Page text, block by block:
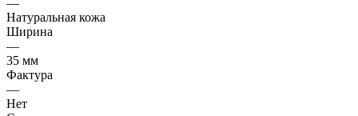
Натуральная кожа
Ширина
—
35 мм
Фактура
—
Нет